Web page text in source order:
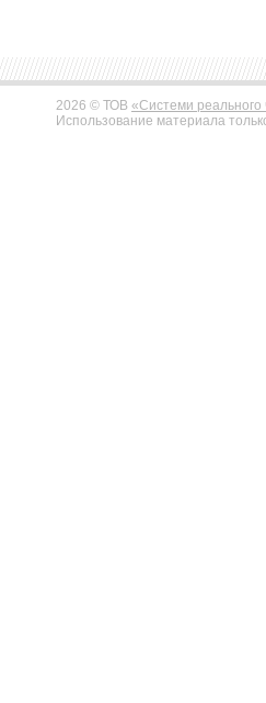
2026 © ТОВ «Системи реального
Использование материала